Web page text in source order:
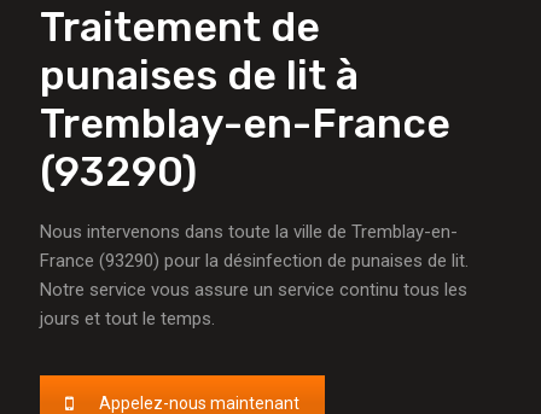
Traitement de
punaises de lit à
Tremblay-en-France
(93290)
Nous intervenons dans toute la ville de Tremblay-en-
France (93290) pour la désinfection de punaises de lit.
Notre service vous assure un service continu tous les
jours et tout le temps.
Appelez-nous maintenant